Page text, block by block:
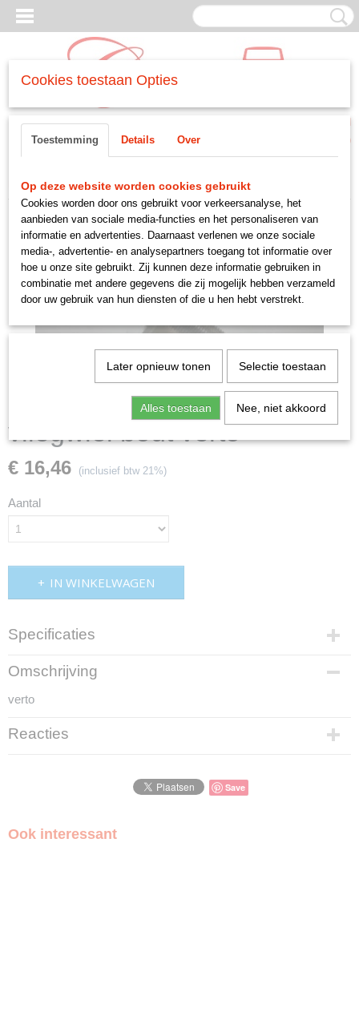
Inloggen Registreren
(0)
Home>MOTORDELEN >-koppeling>vliegwiel bout verto
vliegwiel bout verto
€ 16,46 (inclusief btw 21%)
Aantal
IN WINKELWAGEN
Specificaties
Productcode
dam5922
Omschrijving
verto
Reacties
Save
Ook interessant
Cookies toestaan Opties
Toestemming Details Over
Op deze website worden cookies gebruikt
Cookies worden door ons gebruikt voor verkeersanalyse, het
aanbieden van sociale media-functies en het personaliseren van
informatie en advertenties. Daarnaast verlenen we onze sociale
media-, advertentie- en analysepartners toegang tot informatie over
hoe u onze site gebruikt. Zij kunnen deze informatie gebruiken in
combinatie met andere gegevens die zij mogelijk hebben verzameld
door uw gebruik van hun diensten of die u hen hebt verstrekt.
Later opnieuw tonen Selectie toestaan
Alles toestaan Nee, niet akkoord